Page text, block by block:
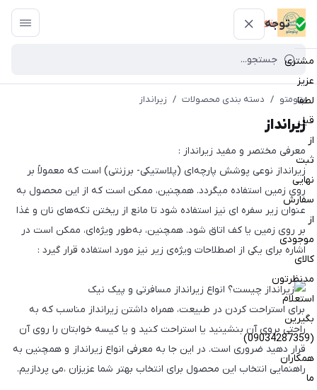
توجه
مشتری
عزیز
لطفا
قبل
از
ثبت
نهایی
سفارش
از
موجودی
کالای
مدنظرتون
استعلام
بگیرین
(09034287359)
همکاران
ما
پتومتو
پتومتو / دسته بندی محصولات / زیرانداز
زیرانداز
معرفی مختصر و مفید زیرانداز :
زیرانداز نوعی پوشش پارچه‌ای (پلاستیکی- برزنتی) است که معمولاً بر
روی زمین استفاده میگردد. همچنین، ممکن است که از این محصول به
عنوان زیر سفره ای نیز استفاده شود تا مانع از ریختن تکه‌های نان و غذا
بر روی زمین یا کف اتاق شود. همچنین، به‌طور ویژه‌ای، ممکن است در
اشاره برای یکی از اصطلاحات ویژه‌ی زیر نیز مورد استفاده قرار گیرد :
برای استراحت کردن در طبیعت، همراه داشتن زیرانداز مناسب که به‌
راحتی بروی آن بنشینید یا استراحت کنید و یا کیسه خوابتان را روی آن
قرار دهید ضروری است. در این جا به معرفی انواع زیرانداز و همچنین به
راهنمایی انتخاب این محصول برای انتخاب بهتر شما عزیزان ،می پردازیم.